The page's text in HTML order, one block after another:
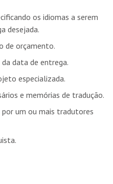
os idiomas a serem
desejada.
de orçamento.
data de entrega.
especializada.
e memórias de tradução.
por um ou mais tradutores